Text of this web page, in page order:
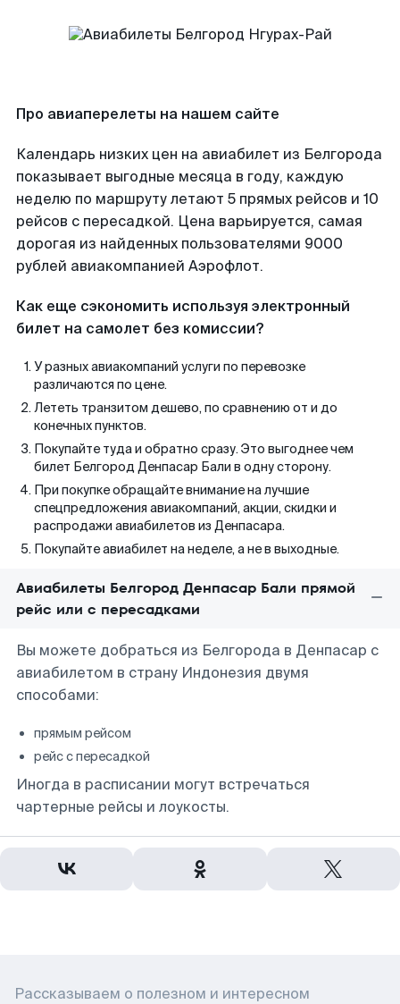
Про авиаперелеты на нашем сайте
Календарь низких цен на авиабилет из Белгорода
показывает выгодные месяца в году, каждую
неделю по маршруту летают 5 прямых рейсов и 10
рейсов с пересадкой. Цена варьируется, самая
дорогая из найденных пользователями 9000
рублей авиакомпанией Аэрофлот.
Как еще сэкономить используя электронный
билет на самолет без комиссии?
У разных авиакомпаний услуги по перевозке
различаются по цене.
Лететь транзитом дешево, по сравнению от и до
конечных пунктов.
Покупайте туда и обратно сразу. Это выгоднее чем
билет Белгород Денпасар Бали в одну сторону.
При покупке обращайте внимание на лучшие
спецпредложения авиакомпаний, акции, скидки и
распродажи авиабилетов из Денпасара.
Покупайте авиабилет на неделе, а не в выходные.
Авиабилеты Белгород Денпасар Бали прямой
рейс или с пересадками
Вы можете добраться из Белгорода в Денпасар с
авиабилетом в страну Индонезия двумя
способами:
прямым рейсом
рейс с пересадкой
Иногда в расписании могут встречаться
чартерные рейсы и лоукосты.
Рассказываем о полезном и интересном